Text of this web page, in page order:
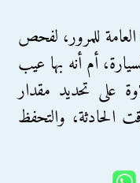
العامة للمرور، لفحص
أم أنه بها عيب
على تحديد مقدار
الحادثة، والتحفظ